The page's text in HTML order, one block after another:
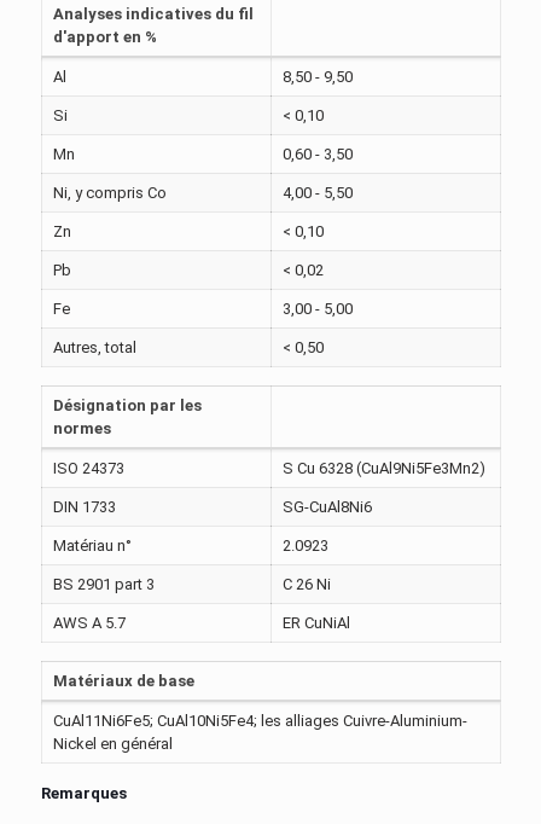
Analyses indicatives du fil
d'apport en %
Al 8,50 - 9,50
Si < 0,10
Mn 0,60 - 3,50
Ni, y compris Co 4,00 - 5,50
Zn < 0,10
Pb < 0,02
Fe 3,00 - 5,00
Autres, total < 0,50
Désignation par les
normes
ISO 24373 S Cu 6328 (CuAl9Ni5Fe3Mn2)
DIN 1733 SG-CuAl8Ni6
Matériau n° 2.0923
BS 2901 part 3 C 26 Ni
AWS A 5.7 ER CuNiAl
Matériaux de base
CuAl11Ni6Fe5; CuAl10Ni5Fe4; les alliages Cuivre-Aluminium-
Nickel en général
Remarques